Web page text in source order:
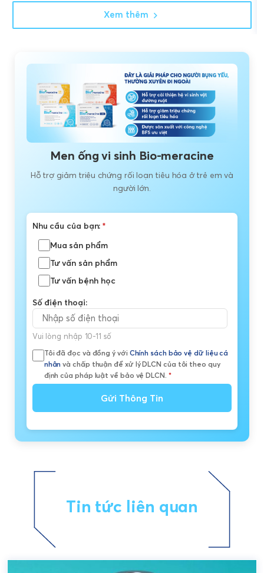
Xem thêm
Men ống vi sinh Bio-meracine
Hỗ trợ giảm triệu chứng rối loạn tiêu hóa ở trẻ em và
người lớn.
Nhu cầu của bạn:*
Mua sản phẩm
Tư vấn sản phẩm
Tư vấn bệnh học
Số điện thoại:
Vui lòng nhập 10-11 số
Tôi đã đọc và đồng ý với Chính sách bảo vệ dữ liệu cá
nhân và chấp thuận để xử lý DLCN của tôi theo quy
định của pháp luật về bảo vệ DLCN. *
Gửi Thông Tin
Tin tức liên quan